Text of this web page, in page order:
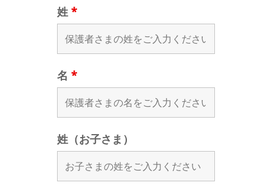
姓 *
名 *
姓（お子さま）